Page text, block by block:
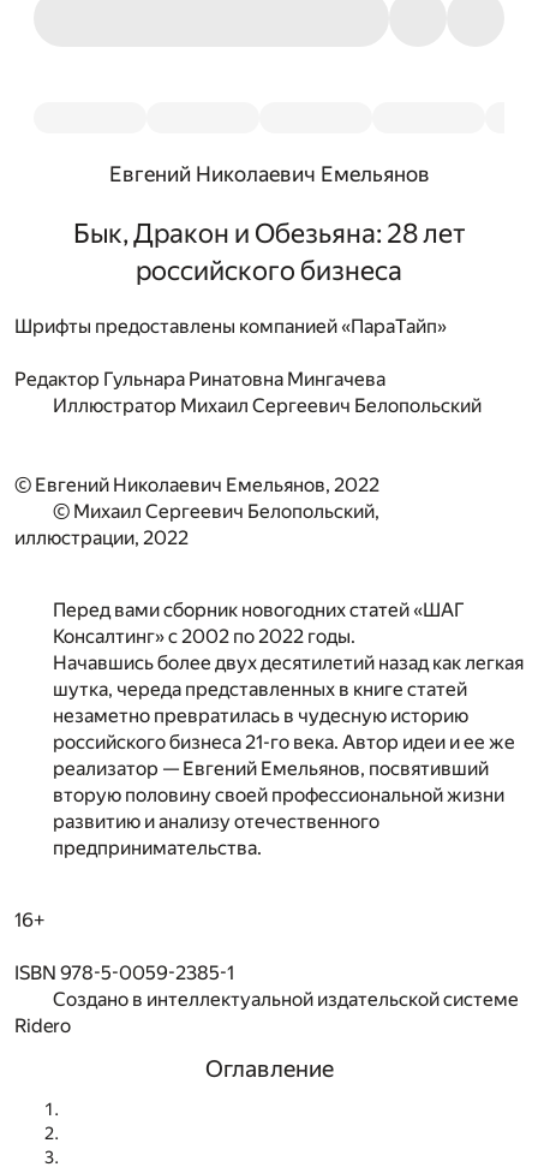
Евгений Николаевич Емельянов
Бык, Дракон и Обезьяна: 28 лет
российского бизнеса
Шрифты предоставлены компанией «ПараТайп»
Редактор Гульнара Ринатовна Мингачева
Иллюстратор Михаил Сергеевич Белопольский
© Евгений Николаевич Емельянов, 2022
© Михаил Сергеевич Белопольский,
иллюстрации, 2022
Перед вами сборник новогодних статей «ШАГ
Консалтинг» с 2002 по 2022 годы.
Начавшись более двух десятилетий назад как легкая
шутка, череда представленных в книге статей
незаметно превратилась в чудесную историю
российского бизнеса 21-го века. Автор идеи и ее же
реализатор — Евгений Емельянов, посвятивший
вторую половину своей профессиональной жизни
развитию и анализу отечественного
предпринимательства.
16+
ISBN 978-5-0059-2385-1
Создано в интеллектуальной издательской системе
Ridero
Оглавление